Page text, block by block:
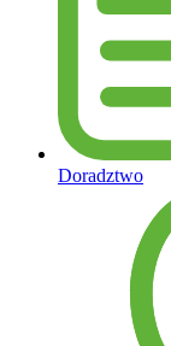
Doradztwo